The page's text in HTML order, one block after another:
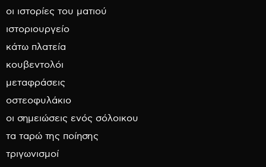
οι ιστορίες του ματιού
ιστοριουργείο
κάτω πλατεία
κουβεντολόι
μεταφράσεις
οστεοφυλάκιο
οι σημειώσεις ενός σόλοικου
τα ταρώ της ποίησης
τριγωνισμοί